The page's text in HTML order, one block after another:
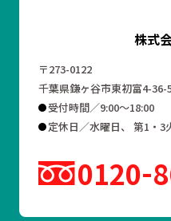
株式
〒273-0122
千葉県鎌ヶ谷市東初富4-36-
受付時間／9:00～18:00
定休日／水曜日、 第1・3
0120